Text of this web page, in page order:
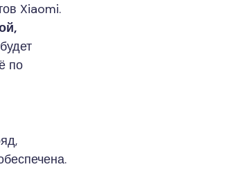
Xiaomi.
по